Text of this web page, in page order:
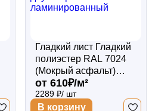
Гладкий лист Гладкий
полиэстер RAL 7024
(Мокрый асфальт)
3000*1250*0,5
двухсторонний
ламинированный
от 610₽/м²
2289 ₽/ шт
В корзину